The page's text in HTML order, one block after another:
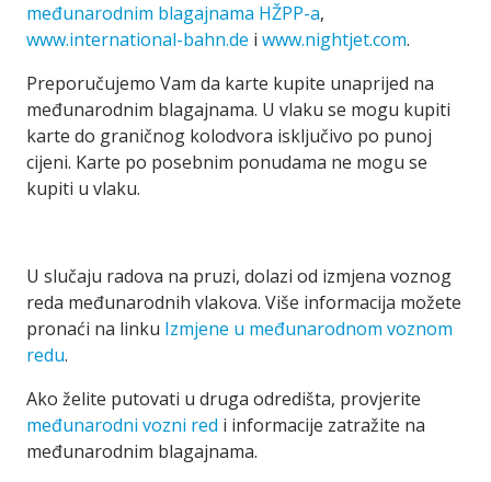
međunarodnim blagajnama HŽPP-a,
www.international-bahn.de i www.nightjet.com.
Preporučujemo Vam da karte kupite unaprijed na
međunarodnim blagajnama. U vlaku se mogu kupiti
karte do graničnog kolodvora isključivo po punoj
cijeni. Karte po posebnim ponudama ne mogu se
kupiti u vlaku.
U slučaju radova na pruzi, dolazi od izmjena voznog
reda međunarodnih vlakova. Više informacija možete
pronaći na linku Izmjene u međunarodnom voznom
redu.
Ako želite putovati u druga odredišta, provjerite
međunarodni vozni red i informacije zatražite na
međunarodnim blagajnama.